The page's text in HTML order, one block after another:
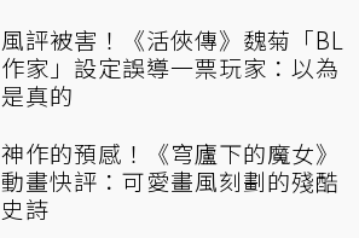
風評被害！《活俠傳》魏菊「BL
作家」設定誤導一票玩家：以為
是真的
神作的預感！《穹廬下的魔女》
動畫快評：可愛畫風刻劃的殘酷
史詩